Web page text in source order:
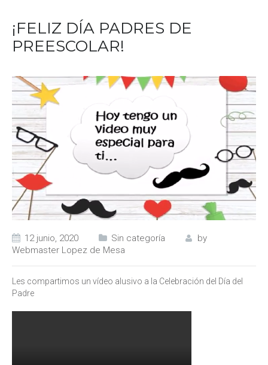
¡FELIZ DÍA PADRES DE
PREESCOLAR!
12 junio, 2020 Sin categoría
by
Webmaster Lopez de Mesa
Les compartimos un vídeo alusivo a la Celebración del Día del
Padre